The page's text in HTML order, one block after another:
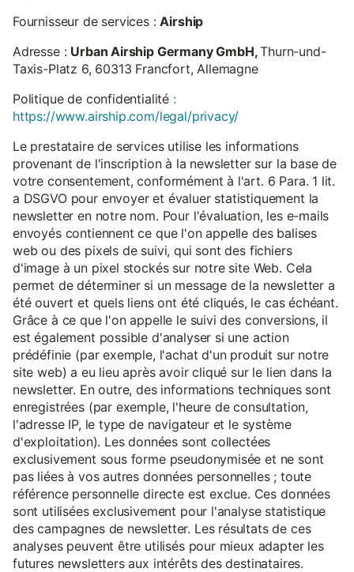
Fournisseur de services :Airship
Adresse : Urban Airship Germany GmbH,Thurn-und-
Taxis-Platz 6, 60313 Francfort, Allemagne
Politique de confidentialité :
https://www.airship.com/legal/privacy/
Le prestataire de services utilise les informations
provenant de l'inscription à la newsletter sur la base de
votre consentement, conformément à l'art. 6 Para. 1 lit.
a DSGVO pour envoyer et évaluer statistiquement la
newsletter en notre nom. Pour l'évaluation, les e-mails
envoyés contiennent ce que l'on appelle des balises
web ou des pixels de suivi, qui sont des fichiers
d'image à un pixel stockés sur notre site Web. Cela
permet de déterminer si un message de la newsletter a
été ouvert et quels liens ont été cliqués, le cas échéant.
Grâce à ce que l'on appelle le suivi des conversions, il
est également possible d'analyser si une action
prédéfinie (par exemple, l'achat d'un produit sur notre
site web) a eu lieu après avoir cliqué sur le lien dans la
newsletter. En outre, des informations techniques sont
enregistrées (par exemple, l'heure de consultation,
l'adresse IP, le type de navigateur et le système
d'exploitation). Les données sont collectées
exclusivement sous forme pseudonymisée et ne sont
pas liées à vos autres données personnelles ; toute
référence personnelle directe est exclue. Ces données
sont utilisées exclusivement pour l'analyse statistique
des campagnes de newsletter. Les résultats de ces
analyses peuvent être utilisés pour mieux adapter les
futures newsletters aux intérêts des destinataires.